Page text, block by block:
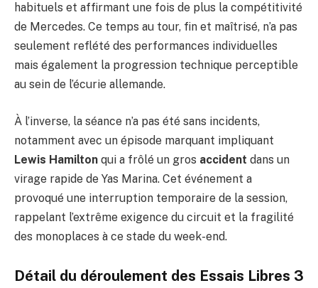
habituels et affirmant une fois de plus la compétitivité
de Mercedes. Ce temps au tour, fin et maîtrisé, n’a pas
seulement reflété des performances individuelles
mais également la progression technique perceptible
au sein de l’écurie allemande.
À l’inverse, la séance n’a pas été sans incidents,
notamment avec un épisode marquant impliquant
Lewis Hamilton qui a frôlé un gros accident dans un
virage rapide de Yas Marina. Cet événement a
provoqué une interruption temporaire de la session,
rappelant l’extrême exigence du circuit et la fragilité
des monoplaces à ce stade du week-end.
Détail du déroulement des Essais Libres 3